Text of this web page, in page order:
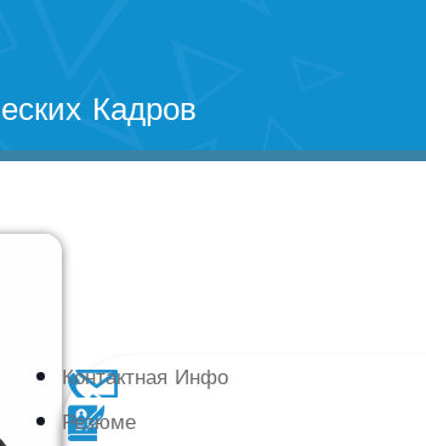
Кадров
Контактная Инфо
Резюме